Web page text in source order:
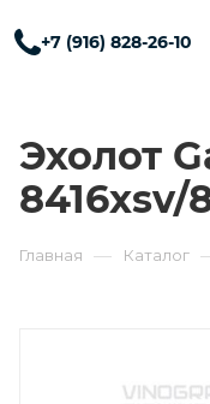
+7 (916) 828-26-10
Эхолот
8416xsv/
Главная — Каталог